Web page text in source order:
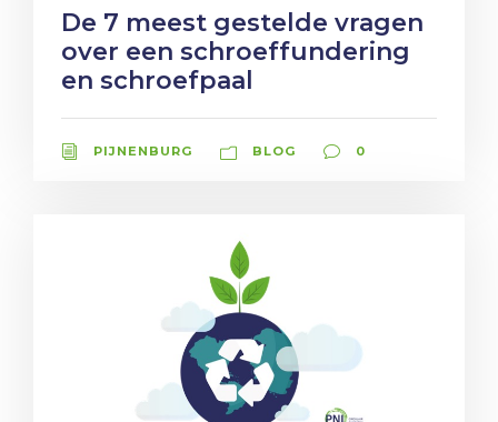
De 7 meest gestelde vragen
over een schroeffundering
en schroefpaal
PIJNENBURG BLOG 0